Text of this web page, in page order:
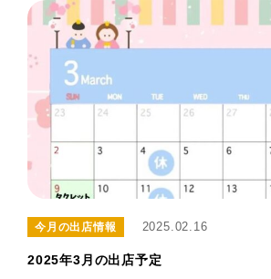
今月の出店情報 2025.02.16
2025年3月の出店予定